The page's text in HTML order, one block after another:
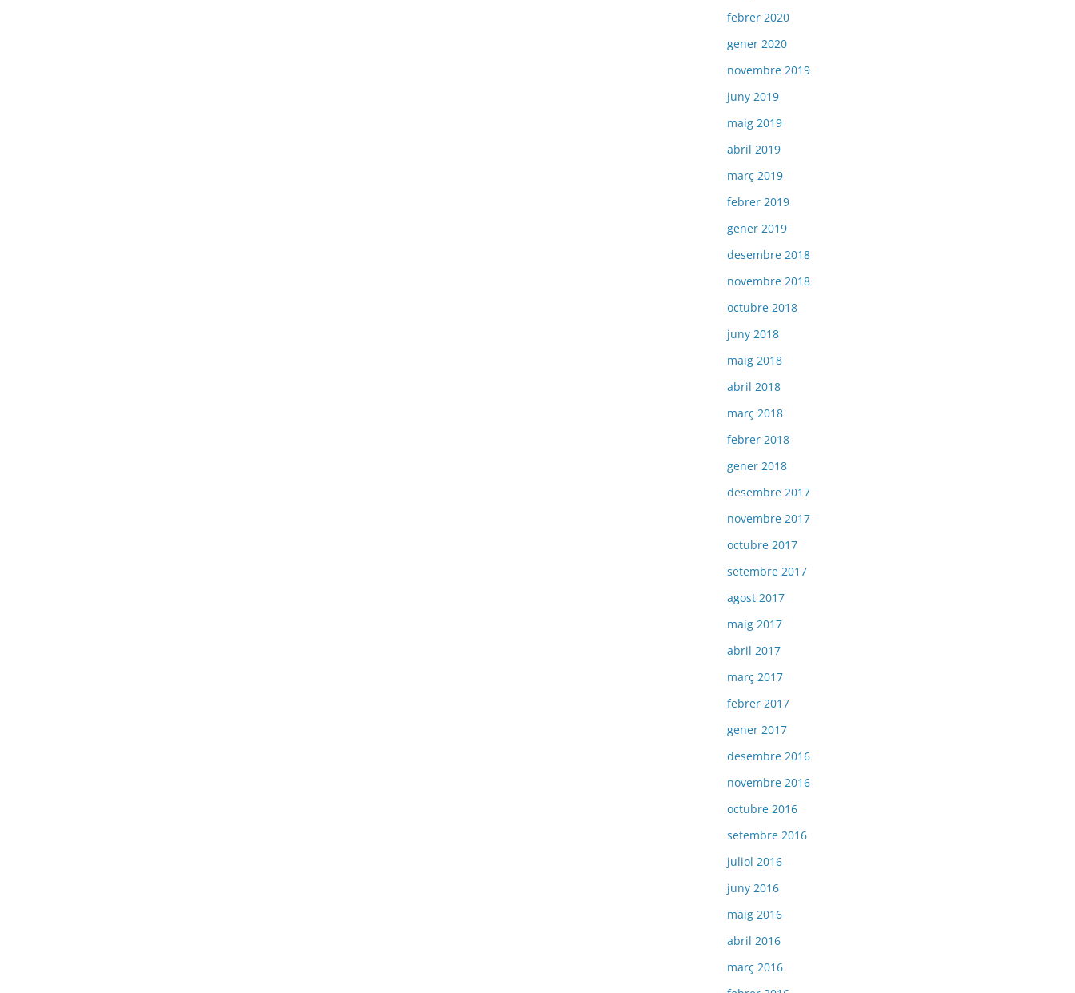
febrer 2020
gener 2020
novembre 2019
juny 2019
maig 2019
abril 2019
març 2019
febrer 2019
gener 2019
desembre 2018
novembre 2018
octubre 2018
juny 2018
maig 2018
abril 2018
març 2018
febrer 2018
gener 2018
desembre 2017
novembre 2017
octubre 2017
setembre 2017
agost 2017
maig 2017
abril 2017
març 2017
febrer 2017
gener 2017
desembre 2016
novembre 2016
octubre 2016
setembre 2016
juliol 2016
juny 2016
maig 2016
abril 2016
març 2016